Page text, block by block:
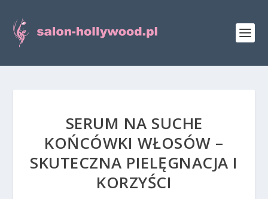
SERUM NA SUCHE
KOŃCÓWKI WŁOSÓW –
SKUTECZNA PIELĘGNACJA I
KORZYŚCI